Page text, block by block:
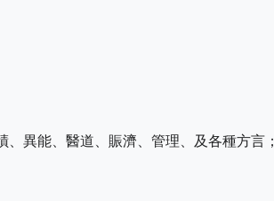
異能、醫道、賑濟、管理、及各種方言；